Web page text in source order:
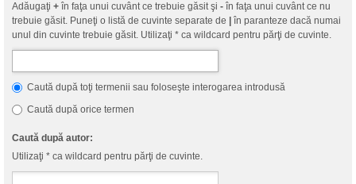
Adăugaţi + în faţa unui cuvânt ce trebuie găsit şi - în faţa unui cuvânt ce nu
trebuie găsit. Puneţi o listă de cuvinte separate de
în paranteze dacă numai
unul din cuvinte trebuie găsit. Utilizaţi * ca wildcard pentru părţi de cuvinte.
Caută după toţi termenii sau foloseşte interogarea introdusă
Caută după orice termen
Caută după autor:
Utilizaţi * ca wildcard pentru părţi de cuvinte.